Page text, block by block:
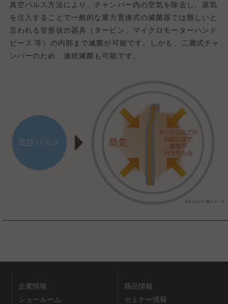
真空パルス方法により、チャンバー内の空気を除去し、蒸気
を注入することで一般的な重力置換式の滅菌器では難しいと
言われる管形状の器具（タービン、マイクロモーターハンド
ピース 等）の内部まで滅菌が可能です。しかも、二層式チャ
ンバーのため、連続滅菌も可能です。
企業情報
ショールーム
商品情報
セミナー情報